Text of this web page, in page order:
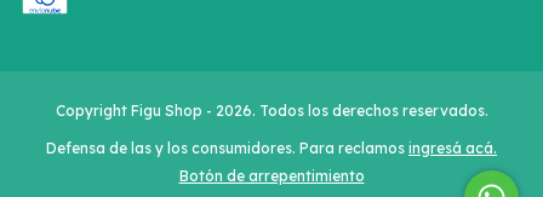
Copyright Figu Shop - 2026. Todos los derechos reservados.
Defensa de las y los consumidores. Para reclamos ingresá acá.
Botón de arrepentimiento